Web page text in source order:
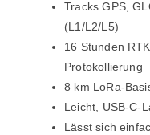
Tracks GPS,
(L1/L2/L5)
16 Stunden
Protokollierung
8 km LoRa-
Leicht, USB-C-
Lässt sich